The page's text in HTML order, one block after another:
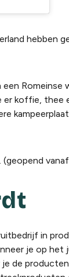
hebben
een Romeinse
koffie, thee
vanaf
in
je op
de